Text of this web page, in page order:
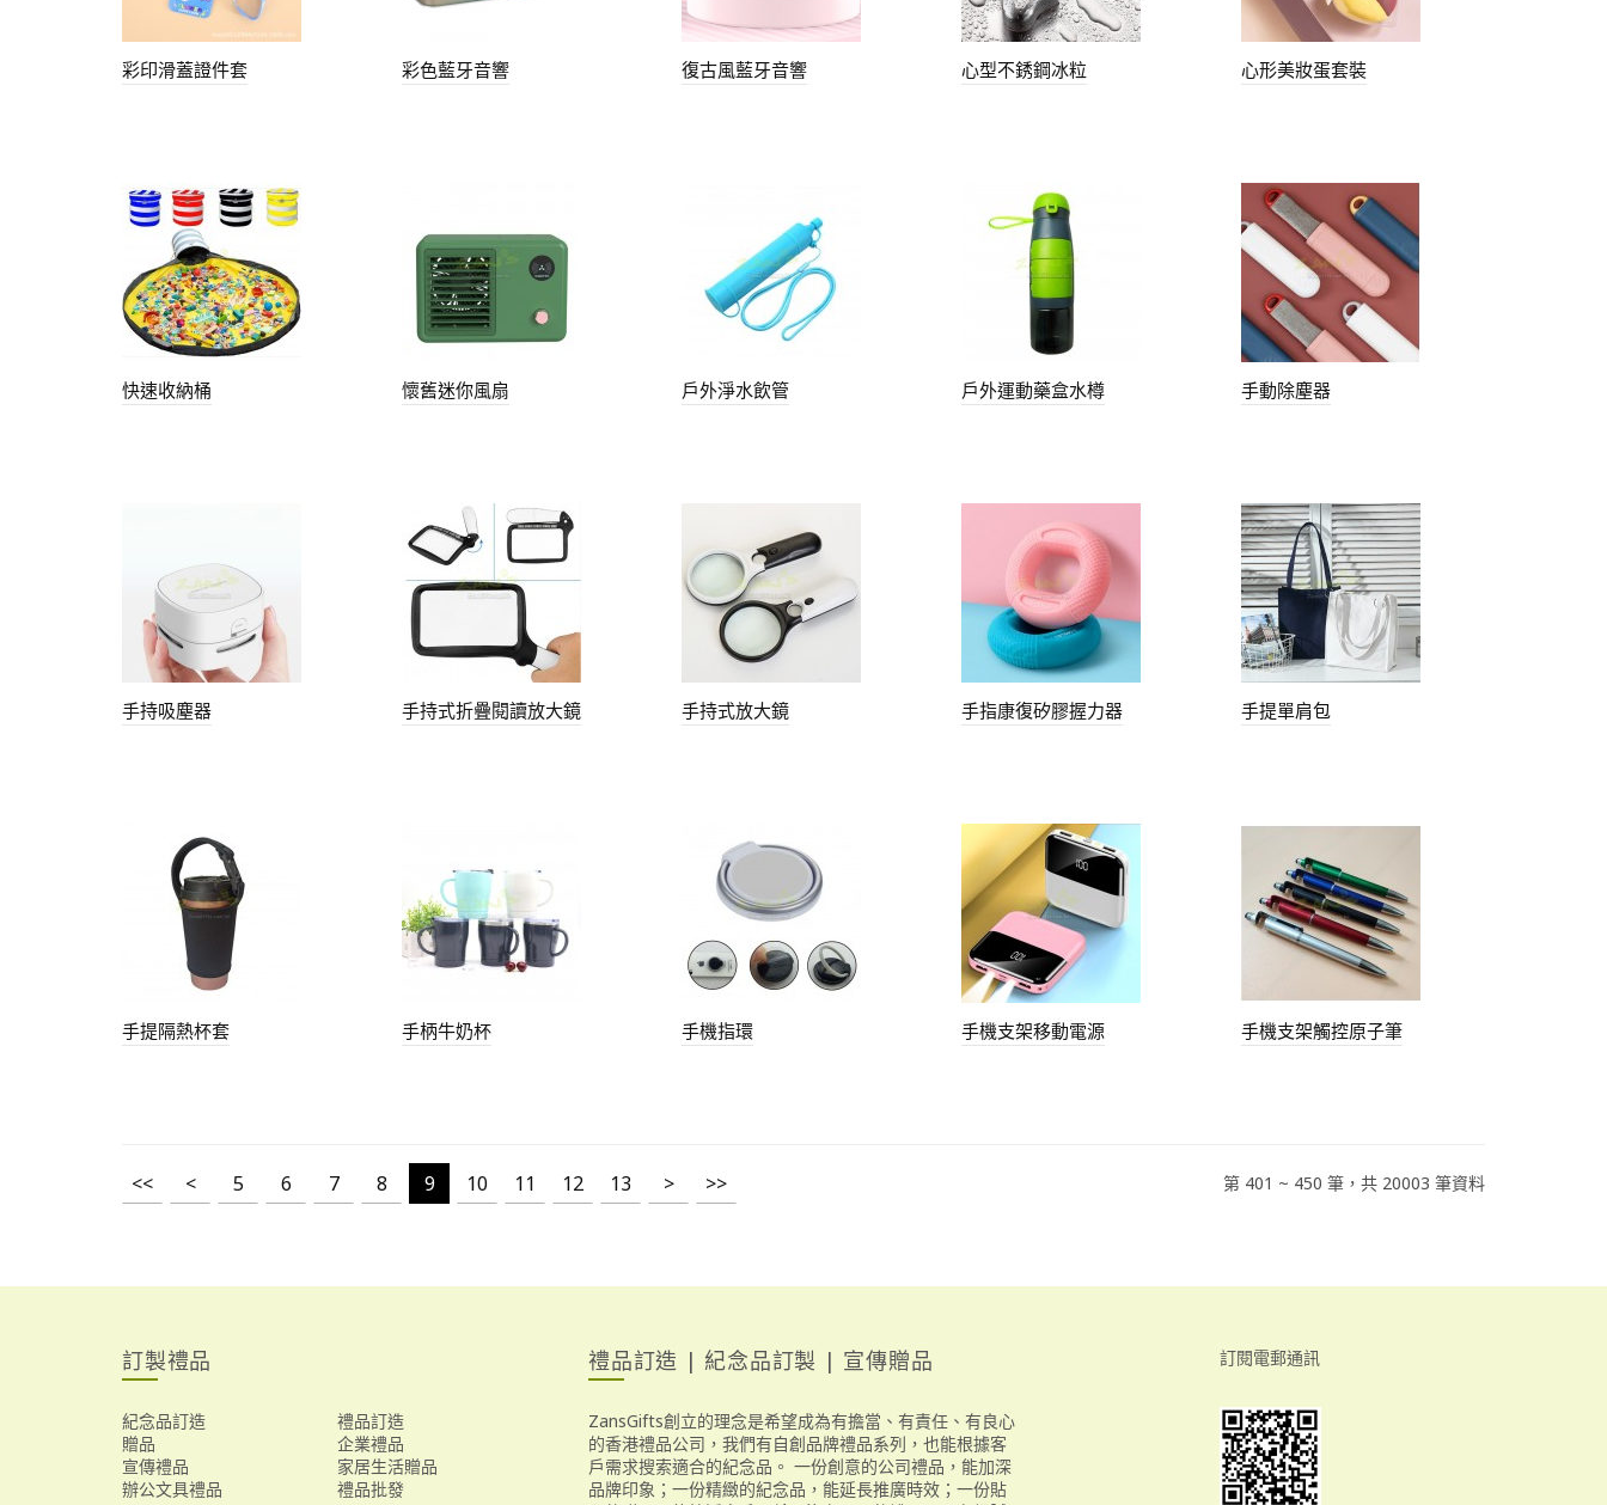
彩印滑蓋證件套 彩色藍牙音響 復古風藍牙音響 心型不銹鋼冰粒 心形美妝蛋套裝
快速收納桶 懷舊迷你風扇 戶外淨水飲管 戶外運動藥盒水樽 手動除塵器
手持吸塵器 手持式折疊閱讀放大鏡 手持式放大鏡 手指康復矽膠握力器 手提單肩包
手提隔熱杯套 手柄牛奶杯 手機指環 手機支架移動電源 手機支架觸控原子筆
<< < 5 6 7 8 9 10 11 12 13 > >> 第 401 ~ 450 筆，共 20003 筆資料
訂製禮品
紀念品訂造
禮品訂造
贈品
企業禮品
宣傳禮品
家居生活贈品
辦公文具禮品
禮品批發
禮品訂造 | 紀念品訂製 | 宣傳贈品
ZansGifts創立的理念是希望成為有擔當、有責任、有良心
的香港禮品公司，我們有自創品牌禮品系列，也能根據客
戶需求搜索適合的紀念品。 一份創意的公司禮品，能加深
品牌印象；一份精緻的紀念品，能延長推廣時效；一份貼
訂閱電郵通訊